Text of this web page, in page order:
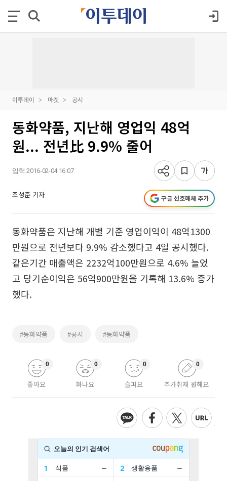
이투데이 마켓 공시
동화약품, 지난해 영업익 48억
원... 전년比 9.9% 줄어
입력 2016-02-04 16:07
조성준 기자 구글 선호매체 추가
동화약품은 지난해 개별 기준 영업이익이 48억1300
만원으로 전년보다 9.9% 감소했다고 4일 공시했다.
같은기간 매출액은 2232억100만원으로 4.6% 늘었
고 당기순이익은 56억900만원을 기록해 13.6% 증가
했다.
#동화약품 #공시 #동화약품
좋아요
0
화나요
0
슬퍼요
0
추가취재 원해요
0